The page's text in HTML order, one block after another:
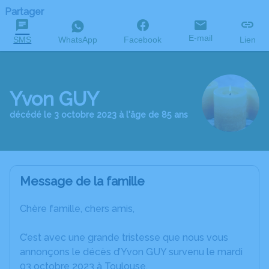
Partager
SMS WhatsApp Facebook E-mail Lien
Yvon GUY
décédé le 3 octobre 2023 à l'âge de 85 ans
Message de la famille
Chère famille, chers amis,
C’est avec une grande tristesse que nous vous
annonçons le décès d’Yvon GUY survenu le mardi
03 octobre 2023 à Toulouse.